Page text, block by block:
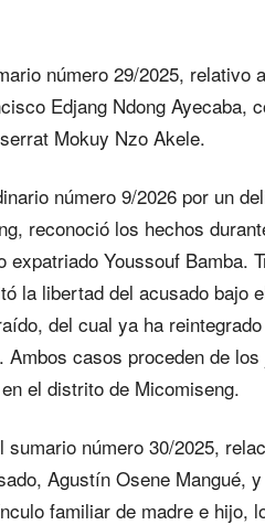
número 29/2025, relativo
Edjang Ndong Ayecaba,
Mokuy Nzo Akele.
número 9/2026 por un
reconoció los hechos
Youssouf Bamba.
la libertad del acusado bajo
del cual ya ha
casos proceden de
el distrito de Micomiseng.
número 30/2025,
Agustín Osene Mangué,
familiar de madre e hijo,